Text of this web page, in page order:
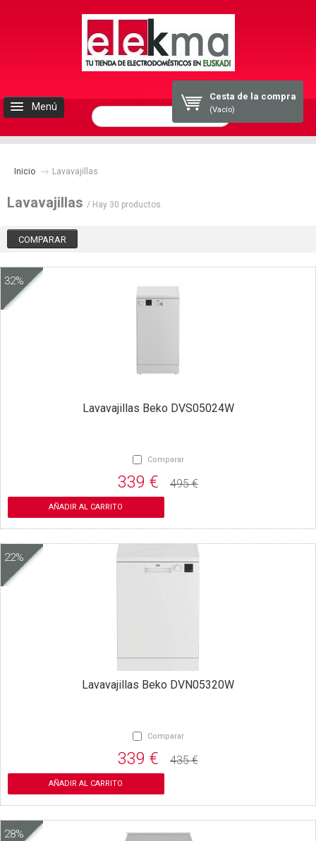
Cesta de la compra
(Vacío)
Menú
INICIO
ELEKMA
ELECTRODOMESTICOS
BLOG
Inicio Lavavajillas
Lavavajillas / Hay 30 productos.
32%
Lavavajillas Beko DVS05024W
Comparar
339 € 495 €
AÑADIR AL CARRITO
22%
Lavavajillas Beko DVN05320W
Comparar
339 € 435 €
AÑADIR AL CARRITO
28%